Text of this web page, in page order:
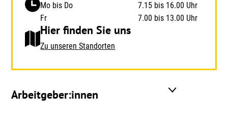
Mo bis Do
7.15 bis 16.00 Uhr
Fr
7.00 bis 13.00 Uhr
Hier finden Sie uns
Zu unseren Standorten
Arbeitgeber:innen